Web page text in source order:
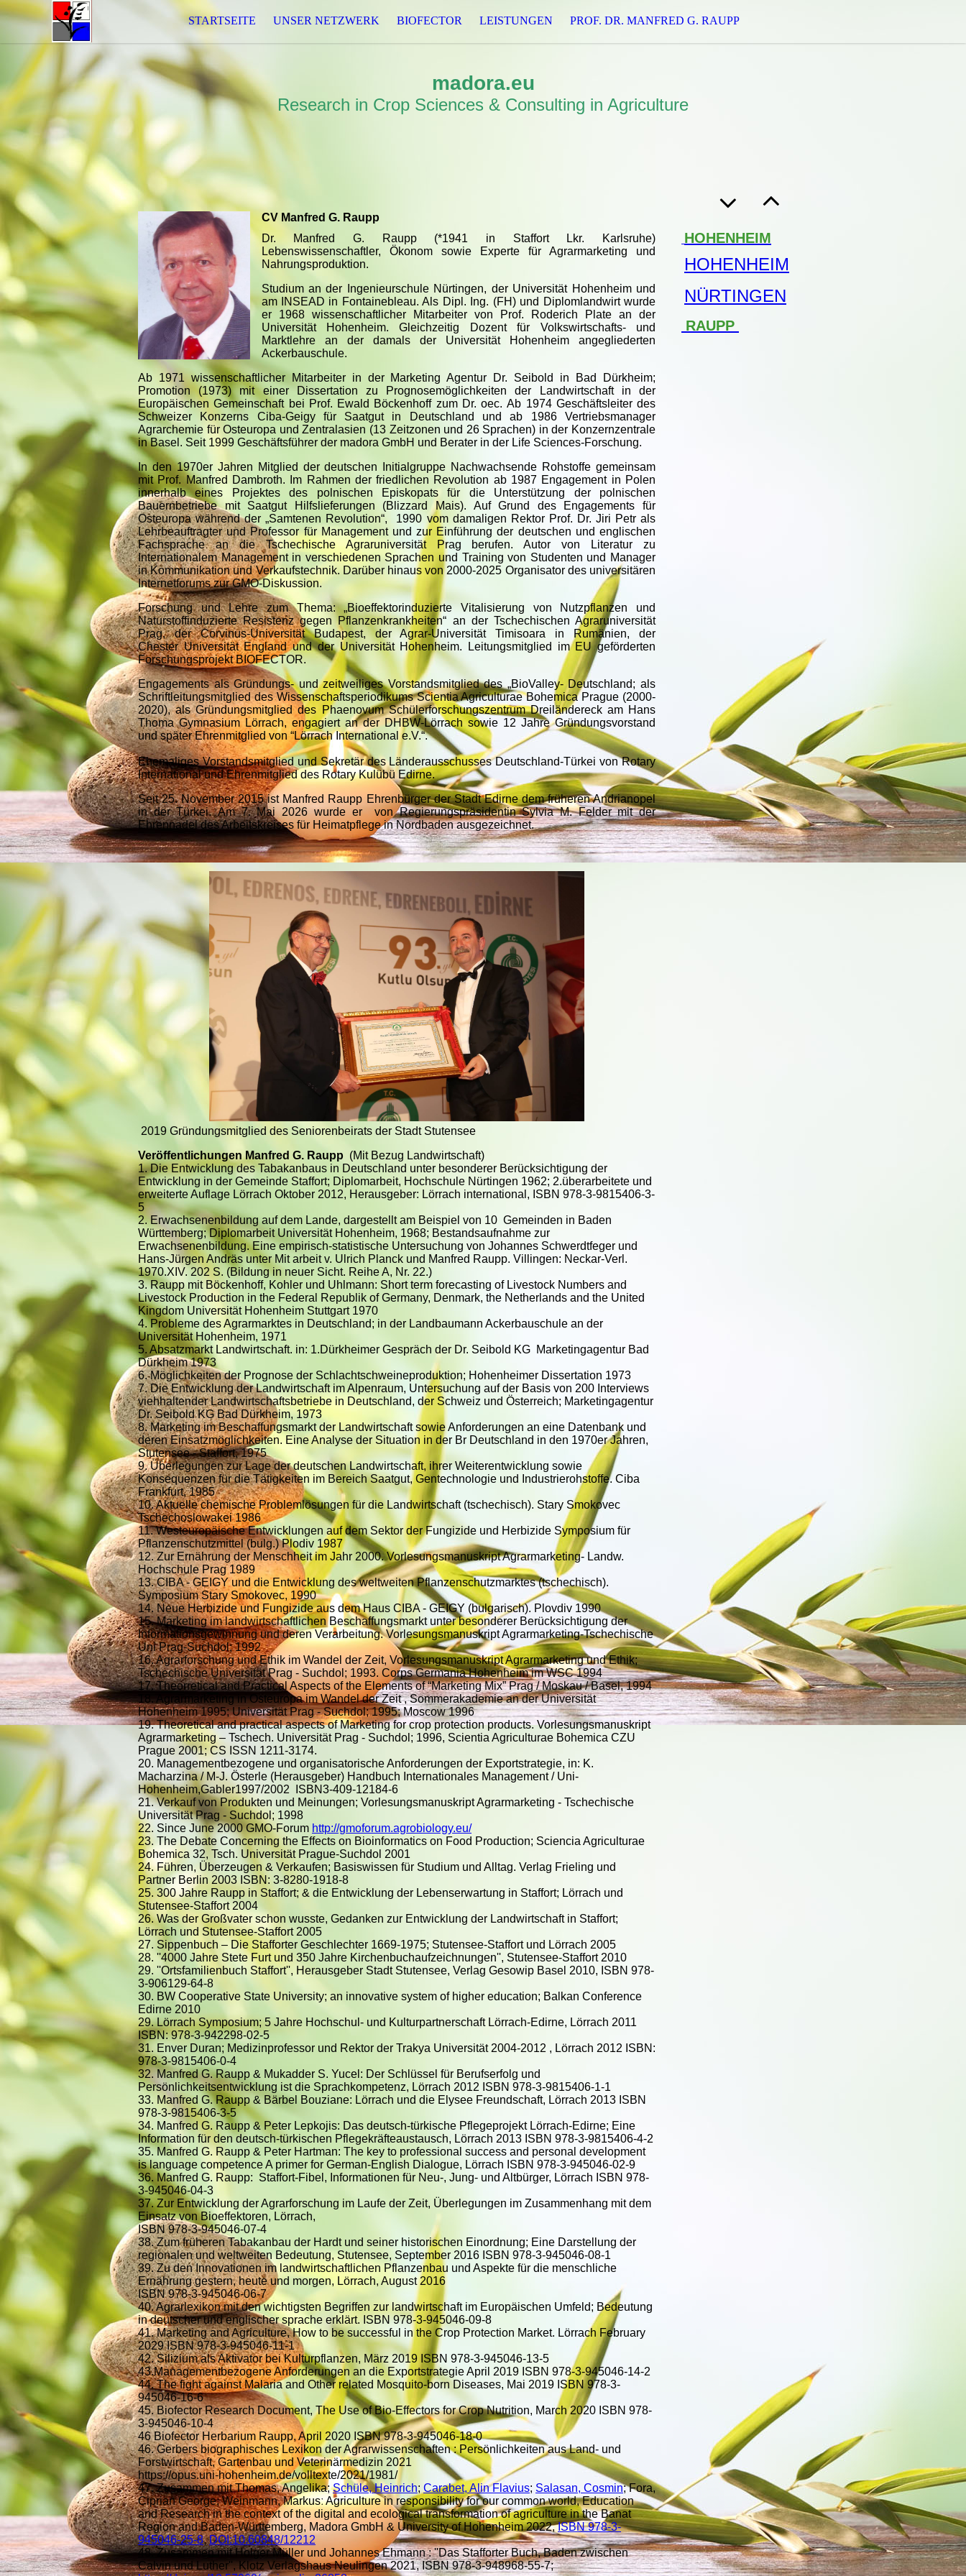
STARTSEITE UNSER NETZWERK BIOFECTOR LEISTUNGEN PROF. DR. MANFRED G. RAUPP
madora.eu
Research in Crop Sciences & Consulting in Agriculture
CV Manfred G. Raupp
Dr. Manfred G. Raupp (*1941 in Staffort Lkr. Karlsruhe)
Lebenswissenschaftler, Ökonom sowie Experte für Agrarmarketing und
Nahrungsproduktion.
Studium an der Ingenieurschule Nürtingen, der Universität Hohenheim und
am INSEAD in Fontainebleau. Als Dipl. Ing. (FH) und Diplomlandwirt wurde
er 1968 wissenschaftlicher Mitarbeiter von Prof. Roderich Plate an der
Universität Hohenheim. Gleichzeitig Dozent für Volkswirtschafts- und
Marktlehre an der damals der Universität Hohenheim angegliederten
Ackerbauschule.
Ab 1971 wissenschaftlicher Mitarbeiter in der Marketing Agentur Dr. Seibold in Bad Dürkheim;
Promotion (1973) mit einer Dissertation zu Prognosemöglichkeiten der Landwirtschaft in der
Europäischen Gemeinschaft bei Prof. Ewald Böckenhoff zum Dr. oec. Ab 1974 Geschäftsleiter des
Schweizer Konzerns Ciba-Geigy für Saatgut in Deutschland und ab 1986 Vertriebsmanager
Agrarchemie für Osteuropa und Zentralasien (13 Zeitzonen und 26 Sprachen) in der Konzernzentrale
in Basel. Seit 1999 Geschäftsführer der madora GmbH und Berater in der Life Sciences-Forschung.
In den 1970er Jahren Mitglied der deutschen Initialgruppe Nachwachsende Rohstoffe gemeinsam
mit Prof. Manfred Dambroth. Im Rahmen der friedlichen Revolution ab 1987 Engagement in Polen
innerhalb eines Projektes des polnischen Episkopats für die Unterstützung der polnischen
Bauernbetriebe mit Saatgut Hilfslieferungen (Blizzard Mais). Auf Grund des Engagements für
Osteuropa während der „Samtenen Revolution“, 1990 vom damaligen Rektor Prof. Dr. Jiri Petr als
Lehrbeauftragter und Professor für Management und zur Einführung der deutschen und englischen
Fachsprache an die Tschechische Agraruniversität Prag berufen. Autor von Literatur zu
Internationalem Management in verschiedenen Sprachen und Training von Studenten und Manager
in Kommunikation und Verkaufstechnik. Darüber hinaus von 2000-2025 Organisator des universitären
Internetforums zur GMO-Diskussion.
Forschung und Lehre zum Thema: „Bioeffektorinduzierte Vitalisierung von Nutzpflanzen und
Naturstoffinduzierte Resistenz gegen Pflanzenkrankheiten“ an der Tschechischen Agraruniversität
Prag, der Corvinus-Universität Budapest, der Agrar-Universität Timisoara in Rumänien, der
Chester Universität England und der Universität Hohenheim. Leitungsmitglied im EU geförderten
Forschungsprojekt BIOFECTOR.
Engagements als Gründungs- und zeitweiliges Vorstandsmitglied des „BioValley- Deutschland; als
Schriftleitungsmitglied des Wissenschaftsperiodikums Scientia Agriculturae Bohemica Prague (2000-
2020), als Gründungsmitglied des Phaenovum Schülerforschungszentrum Dreiländereck am Hans
Thoma Gymnasium Lörrach, engagiert an der DHBW-Lörrach sowie 12 Jahre Gründungsvorstand
und später Ehrenmitglied von “Lörrach International e.V.“.
Ehemaliges Vorstandsmitglied und Sekretär des Länderausschusses Deutschland-Türkei von Rotary
International und Ehrenmitglied des Rotary Kulübü Edirne.
Seit 25. November 2015 ist Manfred Raupp Ehrenbürger der Stadt Edirne dem früheren Andrianopel
in der Türkei. Am 7. Mai 2026 wurde er von Regierungspräsidentin Sylvia M. Felder mit der
Ehrennadel des Arbeitskreises für Heimatpflege in Nordbaden ausgezeichnet.
2019 Gründungsmitglied des Seniorenbeirats der Stadt Stutensee
Veröffentlichungen Manfred G. Raupp (Mit Bezug Landwirtschaft)
1. Die Entwicklung des Tabakanbaus in Deutschland unter besonderer Berücksichtigung der
Entwicklung in der Gemeinde Staffort; Diplomarbeit, Hochschule Nürtingen 1962; 2.überarbeitete und
erweiterte Auflage Lörrach Oktober 2012, Herausgeber: Lörrach international, ISBN 978-3-9815406-3-
5
2. Erwachsenenbildung auf dem Lande, dargestellt am Beispiel von 10 Gemeinden in Baden
Württemberg; Diplomarbeit Universität Hohenheim, 1968; Bestandsaufnahme zur
Erwachsenenbildung. Eine empirisch-statistische Untersuchung von Johannes Schwerdtfeger und
Hans-Jürgen Andräs unter Mit arbeit v. Ulrich Planck und Manfred Raupp. Villingen: Neckar-Verl.
1970.XIV. 202 S. (Bildung in neuer Sicht. Reihe A, Nr. 22.)
3. Raupp mit Böckenhoff, Kohler und Uhlmann: Short term forecasting of Livestock Numbers and
Livestock Production in the Federal Republik of Germany, Denmark, the Netherlands and the United
Kingdom Universität Hohenheim Stuttgart 1970
4. Probleme des Agrarmarktes in Deutschland; in der Landbaumann Ackerbauschule an der
Universität Hohenheim, 1971
5. Absatzmarkt Landwirtschaft. in: 1.Dürkheimer Gespräch der Dr. Seibold KG Marketingagentur Bad
Dürkheim 1973
6. Möglichkeiten der Prognose der Schlachtschweineproduktion; Hohenheimer Dissertation 1973
7. Die Entwicklung der Landwirtschaft im Alpenraum, Untersuchung auf der Basis von 200 Interviews
viehhaltender Landwirtschaftsbetriebe in Deutschland, der Schweiz und Österreich; Marketingagentur
Dr. Seibold KG Bad Dürkheim, 1973
8. Marketing im Beschaffungsmarkt der Landwirtschaft sowie Anforderungen an eine Datenbank und
deren Einsatzmöglichkeiten. Eine Analyse der Situation in der Br Deutschland in den 1970er Jahren,
Stutensee - Staffort, 1975
9. Überlegungen zur Lage der deutschen Landwirtschaft, ihrer Weiterentwicklung sowie
Konsequenzen für die Tätigkeiten im Bereich Saatgut, Gentechnologie und Industrierohstoffe. Ciba
Frankfurt, 1985
10. Aktuelle chemische Problemlösungen für die Landwirtschaft (tschechisch). Stary Smokovec
Tschechoslowakei 1986
11. Westeuropäische Entwicklungen auf dem Sektor der Fungizide und Herbizide Symposium für
Pflanzenschutzmittel (bulg.) Plodiv 1987
12. Zur Ernährung der Menschheit im Jahr 2000. Vorlesungsmanuskript Agrarmarketing- Landw.
Hochschule Prag 1989
13. CIBA - GEIGY und die Entwicklung des weltweiten Pflanzenschutzmarktes (tschechisch).
Symposium Stary Smokovec, 1990
14. Neue Herbizide und Fungizide aus dem Haus CIBA - GEIGY (bulgarisch). Plovdiv 1990
15. Marketing im landwirtschaftlichen Beschaffungsmarkt unter besonderer Berücksichtigung der
Informationsgewinnung und deren Verarbeitung. Vorlesungsmanuskript Agrarmarketing-Tschechische
Uni Prag-Suchdol; 1992
16. Agrarforschung und Ethik im Wandel der Zeit, Vorlesungsmanuskript Agrarmarketing und Ethik;
Tschechische Universität Prag - Suchdol; 1993. Corps Germania Hohenheim im WSC 1994
17. Theorretical and Practical Aspects of the Elements of “Marketing Mix” Prag / Moskau / Basel, 1994
18. Agrarmarketing in Osteuropa im Wandel der Zeit , Sommerakademie an der Universität
Hohenheim 1995; Universität Prag - Suchdol; 1995; Moscow 1996
19. Theoretical and practical aspects of Marketing for crop protection products. Vorlesungsmanuskript
Agrarmarketing – Tschech. Universität Prag - Suchdol; 1996, Scientia Agriculturae Bohemica CZU
Prague 2001; CS ISSN 1211-3174.
20. Managementbezogene und organisatorische Anforderungen der Exportstrategie, in: K.
Macharzina / M-J. Österle (Herausgeber) Handbuch Internationales Management / Uni-
Hohenheim,Gabler1997/2002 ISBN3-409-12184-6
21. Verkauf von Produkten und Meinungen; Vorlesungsmanuskript Agrarmarketing - Tschechische
Universität Prag - Suchdol; 1998
22. Since June 2000 GMO-Forum http://gmoforum.agrobiology.eu/
23. The Debate Concerning the Effects on Bioinformatics on Food Production; Sciencia Agriculturae
Bohemica 32, Tsch. Universität Prague-Suchdol 2001
24. Führen, Überzeugen & Verkaufen; Basiswissen für Studium und Alltag. Verlag Frieling und
Partner Berlin 2003 ISBN: 3-8280-1918-8
25. 300 Jahre Raupp in Staffort; & die Entwicklung der Lebenserwartung in Staffort; Lörrach und
Stutensee-Staffort 2004
26. Was der Großvater schon wusste, Gedanken zur Entwicklung der Landwirtschaft in Staffort;
Lörrach und Stutensee-Staffort 2005
27. Sippenbuch – Die Stafforter Geschlechter 1669-1975; Stutensee-Staffort und Lörrach 2005
28. ''4000 Jahre Stete Furt und 350 Jahre Kirchenbuchaufzeichnungen'', Stutensee-Staffort 2010
29. ''Ortsfamilienbuch Staffort'', Herausgeber Stadt Stutensee, Verlag Gesowip Basel 2010, ISBN 978-
3-906129-64-8
30. BW Cooperative State University; an innovative system of higher education; Balkan Conference
Edirne 2010
29. Lörrach Symposium; 5 Jahre Hochschul- und Kulturpartnerschaft Lörrach-Edirne, Lörrach 2011
ISBN: 978-3-942298-02-5
31. Enver Duran; Medizinprofessor und Rektor der Trakya Universität 2004-2012 , Lörrach 2012 ISBN:
978-3-9815406-0-4
32. Manfred G. Raupp & Mukadder S. Yucel: Der Schlüssel für Berufserfolg und
Persönlichkeitsentwicklung ist die Sprachkompetenz, Lörrach 2012 ISBN 978-3-9815406-1-1
33. Manfred G. Raupp & Bärbel Bouziane: Lörrach und die Elysee Freundschaft, Lörrach 2013 ISBN
978-3-9815406-3-5
34. Manfred G. Raupp & Peter Lepkojis: Das deutsch-türkische Pflegeprojekt Lörrach-Edirne; Eine
Information für den deutsch-türkischen Pflegekräfteaustausch, Lörrach 2013 ISBN 978-3-9815406-4-2
35. Manfred G. Raupp & Peter Hartman: The key to professional success and personal development
is language competence A primer for German-English Dialogue, Lörrach ISBN 978-3-945046-02-9
36. Manfred G. Raupp: Staffort-Fibel, Informationen für Neu-, Jung- und Altbürger, Lörrach ISBN 978-
3-945046-04-3
37. Zur Entwicklung der Agrarforschung im Laufe der Zeit, Überlegungen im Zusammenhang mit dem
Einsatz von Bioeffektoren, Lörrach,
ISBN 978-3-945046-07-4
38. Zum früheren Tabakanbau der Hardt und seiner historischen Einordnung; Eine Darstellung der
regionalen und weltweiten Bedeutung, Stutensee, September 2016 ISBN 978-3-945046-08-1
39. Zu den Innovationen im landwirtschaftlichen Pflanzenbau und Aspekte für die menschliche
Ernährung gestern, heute und morgen, Lörrach, August 2016
ISBN 978-3-945046-06-7
40. Agrarlexikon mit den wichtigsten Begriffen zur landwirtschaft im Europäischen Umfeld; Bedeutung
in deutscher und englischer sprache erklärt. ISBN 978-3-945046-09-8
41. Marketing and Agriculture, How to be successful in the Crop Protection Market. Lörrach February
2029 ISBN 978-3-945046-11-1
42. Silizium als Aktivator bei Kulturpflanzen, März 2019 ISBN 978-3-945046-13-5
43.Managementbezogene Anforderungen an die Exportstrategie April 2019 ISBN 978-3-945046-14-2
44. The fight against Malaria and Other related Mosquito-born Diseases, Mai 2019 ISBN 978-3-
945046-16-6
45. Biofector Research Document, The Use of Bio-Effectors for Crop Nutrition, March 2020 ISBN 978-
3-945046-10-4
46 Biofector Herbarium Raupp, April 2020 ISBN 978-3-945046-18-0
46. Gerbers biographisches Lexikon der Agrarwissenschaften : Persönlichkeiten aus Land- und
Forstwirtschaft, Gartenbau und Veterinärmedizin 2021
https://opus.uni-hohenheim.de/volltexte/2021/1981/
47. Zusammen mit Thomas, Angelika;Schüle, Heinrich; Carabet, Alin Flavius; Salasan, Cosmin; Fora,
Ciprian George; Weinmann, Markusː Agriculture in responsibility for our common world, Education
and Research in the context of the digital and ecological transformation of agriculture in the Banat
Region and Baden-Württemberg, Madora GmbH & University of Hohenheim 2022,ISBN 978-3-
945046-25-8,DOI:10.60848/12212
48. Zusammen mit Holger Müller und Johannes Ehmann : ''Das Stafforter Buch, Baden zwischen
Calvin und Luther'', Klotz Verlagshaus Neulingen 2021, ISBN 978-3-948968-55-7;
HOHENHEIM
HOHENHEIM
NÜRTINGEN
RAUPP